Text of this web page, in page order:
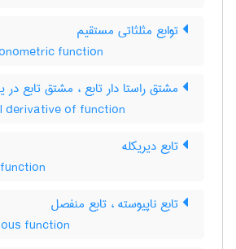
توابع مثلثاتی مستقیم
function
مشتق راستا دار تابع ، مشتق تابع در
derivative of function
تابع دیریکله
تابع ناپیوسته ، تابع منفصل
function